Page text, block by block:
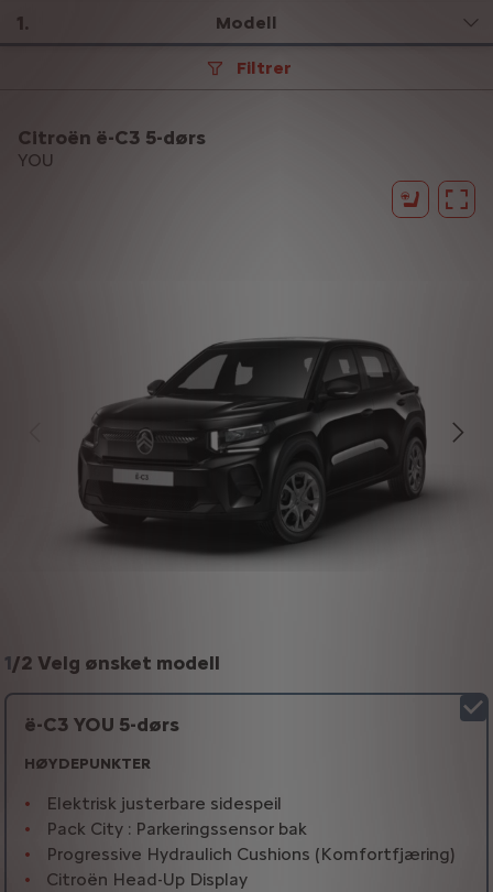
1. Modell
Filtrer
Citroën ë-C3 5-dørs
YOU
1/2 Velg ønsket modell
ë-C3 YOU 5-dørs
HØYDEPUNKTER
Elektrisk justerbare sidespeil
Pack City : Parkeringssensor bak
Progressive Hydraulich Cushions (Komfortfjæring)
Citroën Head-Up Display